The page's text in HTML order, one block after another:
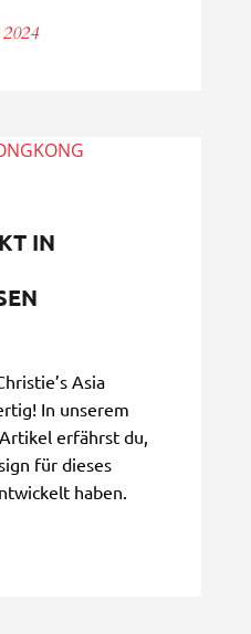
IN
Asia
In unserem
erfährst du,
für dieses
haben.